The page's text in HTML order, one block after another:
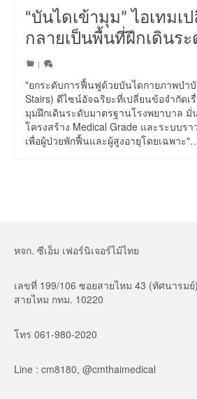
“บันไดเข้ามุม” ไอเทมเ
กลายเป็นพื้นที่ฝึกเดินร
|
"ยกระดับการฟื้นฟูด้วยบันไดกายภาพบำ
Stairs) ดีไซน์อัจฉริยะที่เปลี่ยนข้อจำกัดเ
มุมฝึกเดินระดับมาตรฐานโรงพยาบาล มั่
โครงสร้าง Medical Grade และระบบร
เพื่อผู้ป่วยพักฟื้นและผู้สูงอายุโดยเฉพาะ
หจก. ซีเอ็ม เฟอร์นิเจอร์ไม้ไทย
เลขที่ 199/106 ซอยสายไหม 43 (ทัศนารม
สายไหม กทม. 10220
โทร 061-980-2020
Line : cm8180, @cmthaimedical